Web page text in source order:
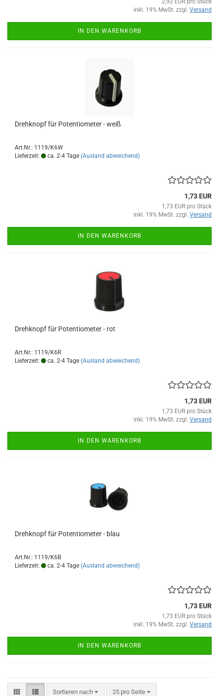
inkl. 19% MwSt. zzgl. Versand
IN DEN WARENKORB
Drehknopf für Potentiometer - weiß
Art.Nr.: 1119/K6W
Lieferzeit:
ca. 2-4 Tage (Ausland abweichend)
1,73 EUR
1,73 EUR pro Stück
inkl. 19% MwSt. zzgl. Versand
IN DEN WARENKORB
Drehknopf für Potentiometer - rot
Art.Nr.: 1119/K6R
Lieferzeit:
ca. 2-4 Tage (Ausland abweichend)
1,73 EUR
1,73 EUR pro Stück
inkl. 19% MwSt. zzgl. Versand
IN DEN WARENKORB
Drehknopf für Potentiometer - blau
Art.Nr.: 1119/K6B
Lieferzeit:
ca. 2-4 Tage (Ausland abweichend)
1,73 EUR
1,73 EUR pro Stück
inkl. 19% MwSt. zzgl. Versand
IN DEN WARENKORB
Sortieren nach
Sortieren nach 25 pro Seite
pro Seite